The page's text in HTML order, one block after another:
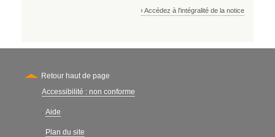
› Accédez à l'intégralité de la notice
Retour haut de page
Secondary
Accessibilité : non conforme
- Aide
- Plan du site